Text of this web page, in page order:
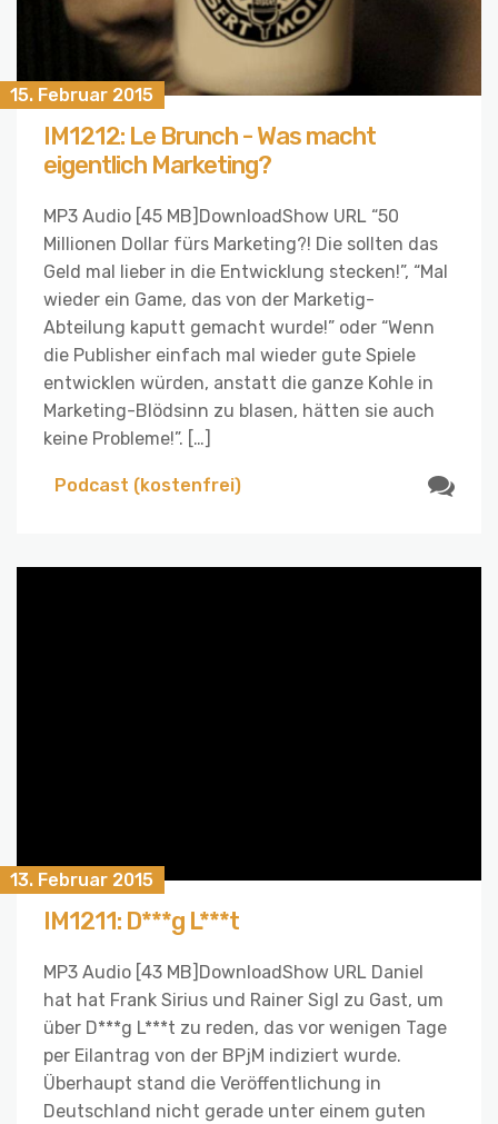
15. Februar 2015
IM1212: Le Brunch - Was macht
eigentlich Marketing?
MP3 Audio [45 MB]DownloadShow URL “50
Millionen Dollar fürs Marketing?! Die sollten das
Geld mal lieber in die Entwicklung stecken!”, “Mal
wieder ein Game, das von der Marketig-
Abteilung kaputt gemacht wurde!” oder “Wenn
die Publisher einfach mal wieder gute Spiele
entwicklen würden, anstatt die ganze Kohle in
Marketing-Blödsinn zu blasen, hätten sie auch
keine Probleme!”. […]
Podcast (kostenfrei)
13. Februar 2015
IM1211: D***g L***t
MP3 Audio [43 MB]DownloadShow URL Daniel
hat hat Frank Sirius und Rainer Sigl zu Gast, um
über D***g L***t zu reden, das vor wenigen Tage
per Eilantrag von der BPjM indiziert wurde.
Überhaupt stand die Veröffentlichung in
Deutschland nicht gerade unter einem guten